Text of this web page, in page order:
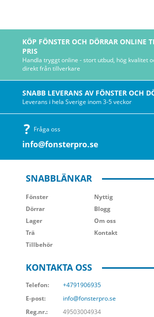
KÖP FÖNSTER OCH DÖRRAR ONLINE
PRIS
Handla tryggt online - stort utbud, hög kvalitet
direkt från tillverkare
SNABB LEVERANS AV FÖNSTER OCH
Leverans i hela Sverige inom 3-5 veckor
Fråga oss
info@fonsterpro.se
SNABBLÄNKAR
Fönster
Dörrar
Lager
Trä
Tillbehör
Nyttig
Blogg
Om oss
Kontakt
KONTAKTA OSS
Telefon:
+4791906935
E-post:
info@fonsterpro.se
Reg.nr.:
49503004934